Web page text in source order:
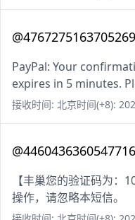
PayPal: Your
expires in 5 minutes.
接收时间: 北京时间(+8):
【丰巢您的验证码为：
操作，请忽略本短信。